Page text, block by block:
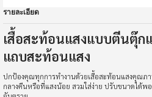
รายละเอียด
เสื้อสะท้อนแสงแบบตีนตุ๊ก
แถบสะท้อนแสง
ปกป้องคุณทุกการทำงานด้วยเสื้อสะท้อนแสงคุณภ
กลางคืนหรือที่แสงน้อย สวมใส่ง่าย ปรับขนาดได้พ